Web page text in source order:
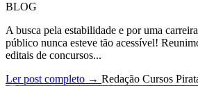
BLOG
A busca pela estabilidade e por uma
público nunca esteve tão acessível!
editais de concursos...
Ler post completo → Redação Cursos